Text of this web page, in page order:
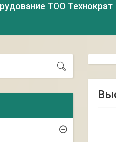
ТОО Технократ